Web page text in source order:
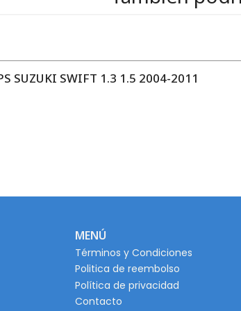
SUZUKI SWIFT 1.3 1.5 2004-2011
MENÚ
Términos y Condiciones
Politica de reembolso
Política de privacidad
Contacto